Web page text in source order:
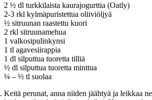
2 ½ dl turkkilaista kaurajogurttia (Oatly)
2-3 rkl kylmäpuristettua oliiviöljyä
½ sitruunan raastettu kuori
2 rkl sitruunamehua
1 valkosipulinkynsi
1 tl agavesiirappia
1 dl silputtua tuoretta tilliä
½ dl silputtua tuoretta minttua
¼ – ½ tl suolaa
Keitä perunat, anna niiden jäähtyä ja leikkaa